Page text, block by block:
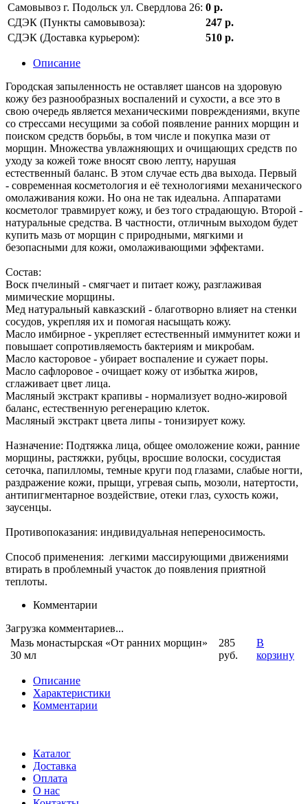
Самовывоз г. Подольск ул. Свердлова 26: 0 р.
СДЭК (Пункты самовывоза):
247 р.
СДЭК (Доставка курьером):
510 р.
Описание
Городская запыленность не оставляет шансов на здоровую
кожу без разнообразных воспалений и сухости, а все это в
свою очередь является механическими повреждениями, вкупе
со стрессами несущими за собой появление ранних морщин и
поиском средств борьбы, в том числе и покупка мази от
морщин. Множества увлажняющих и очищающих средств по
уходу за кожей тоже вносят свою лепту, нарушая
естественный баланс. В этом случае есть два выхода. Первый
- современная косметология и её технологиями механического
омолаживания кожи. Но она не так идеальна. Аппаратами
косметолог травмирует кожу, и без того страдающую. Второй -
натуральные средства. В частности, отличным выходом будет
купить мазь от морщин с природными, мягкими и
безопасными для кожи, омолаживающими эффектами.
Состав:
Воск пчелиный - смягчает и питает кожу, разглаживая
мимические морщины.
Мед натуральный кавказский - благотворно влияет на стенки
сосудов, укрепляя их и помогая насыщать кожу.
Масло имбирное - укрепляет естественный иммунитет кожи и
повышает сопротивляемость бактериям и микробам.
Масло касторовое - убирает воспаление и сужает поры.
Масло сафлоровое - очищает кожу от избытка жиров,
сглаживает цвет лица.
Масляный экстракт крапивы - нормализует водно-жировой
баланс, естественную регенерацию клеток.
Масляный экстракт цвета липы - тонизирует кожу.
Назначение: Подтяжка лица, общее омоложение кожи, ранние
морщины, растяжки, рубцы, вросшие волоски, сосудистая
сеточка, папилломы, темные круги под глазами, слабые ногти,
раздражение кожи, прыщи, угревая сыпь, мозоли, натертости,
антипигментарное воздействие, отеки глаз, сухость кожи,
заусенцы.
Противопоказания: индивидуальная непереносимость.
Способ применения: легкими массирующими движениями
втирать в проблемный участок до появления приятной
теплоты.
Комментарии
Загрузка комментариев...
Мазь монастырская «От ранних морщин»
30 мл
285
руб.
В
корзину
Описание
Характеристики
Комментарии
Каталог
Доставка
Оплата
О нас